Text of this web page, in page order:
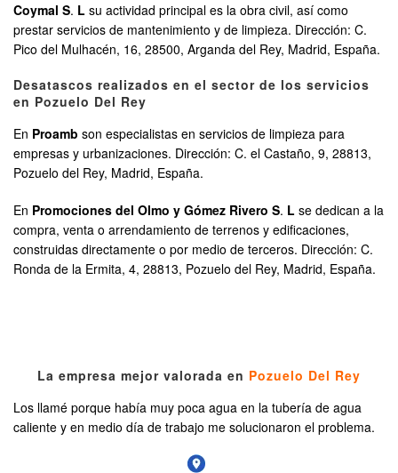
Coymal S. L su actividad principal es la obra civil, así como
prestar servicios de mantenimiento y de limpieza. Dirección: C.
Pico del Mulhacén, 16, 28500, Arganda del Rey, Madrid, España.
Desatascos realizados en el sector de los servicios
en Pozuelo Del Rey
En Proamb son especialistas en servicios de limpieza para
empresas y urbanizaciones. Dirección: C. el Castaño, 9, 28813,
Pozuelo del Rey, Madrid, España.
En Promociones del Olmo y Gómez Rivero S. L se dedican a la
compra, venta o arrendamiento de terrenos y edificaciones,
construidas directamente o por medio de terceros. Dirección: C.
Ronda de la Ermita, 4, 28813, Pozuelo del Rey, Madrid, España.
La empresa mejor valorada en Pozuelo Del Rey
Los llamé porque había muy poca agua en la tubería de agua
caliente y en medio día de trabajo me solucionaron el problema.